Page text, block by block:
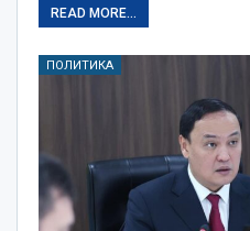
READ MORE...
ПОЛИТИКА